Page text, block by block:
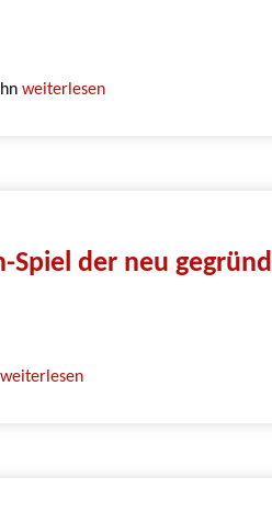
weiterlesen
Spiel der neu
weiterlesen